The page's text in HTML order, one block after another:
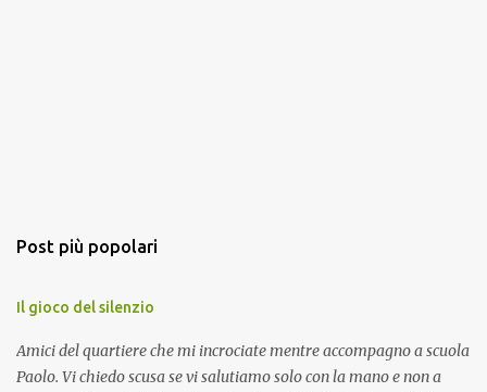
Post più popolari
Il gioco del silenzio
Amici del quartiere che mi incrociate mentre accompagno a scuola
Paolo. Vi chiedo scusa se vi salutiamo solo con la mano e non a